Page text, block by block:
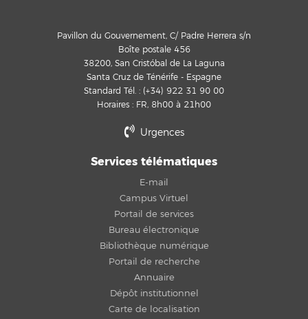
Pavillon du Gouvernement, C/ Padre Herrera s/n
Boîte postale 456
38200, San Cristóbal de La Laguna
Santa Cruz de Ténérife - Espagne
Standard Tél. : (+34) 922 31 90 00
Horaires : FR, 8h00 à 21h00
Urgences
Services télématiques
E-mail
Campus Virtuel
Portail de services
Bureau électronique
Bibliothèque numérique
Portail de recherche
Annuaire
Dépôt institutionnel
Carte de localisation